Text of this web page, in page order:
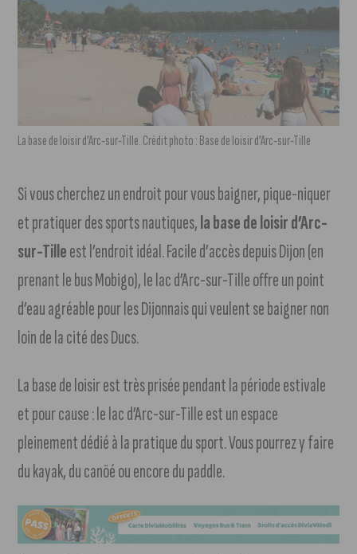
La base de loisir d’Arc-sur-Tille. Crédit photo : Base de loisir d’Arc-sur-Tille
Si vous cherchez un endroit pour vous baigner, pique-niquer
et pratiquer des sports nautiques,la base de loisir d’Arc-
sur-Tilleest l’endroit idéal. Facile d’accès depuis Dijon (en
prenant le bus Mobigo), le lac d’Arc-sur-Tille offre un point
d’eau agréable pour les Dijonnais qui veulent se baigner non
loin de la cité des Ducs.
La base de loisir est très prisée pendant la période estivale
et pour cause : le lac d’Arc-sur-Tille est un espace
pleinement dédié à la pratique du sport. Vous pourrez y faire
du kayak, du canöé ou encore du paddle.